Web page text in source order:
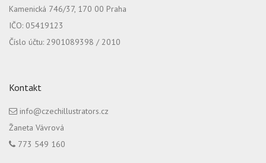
Kamenická 746/37, 170 00 Praha
IČO: 05419123
Číslo účtu: 2901089398 / 2010
Kontakt
info@czechillustrators.cz
Žaneta Vávrová
773 549 160